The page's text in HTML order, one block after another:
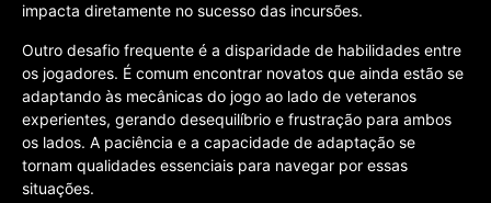
impacta diretamente no sucesso das incursões.
Outro desafio frequente é a disparidade de habilidades entre
os jogadores. É comum encontrar novatos que ainda estão se
adaptando às mecânicas do jogo ao lado de veteranos
experientes, gerando desequilíbrio e frustração para ambos
os lados. A paciência e a capacidade de adaptação se
tornam qualidades essenciais para navegar por essas
situações.